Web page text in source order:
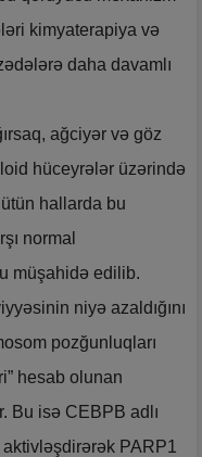
kimyaterapiya və
daha davamlı
ağciyər və göz
hüceyrələr üzərində
hallarda bu
normal
müşahidə edilib.
niyə azaldığını
pozğunluqları
hesab olunan
Bu isə CEBPB adlı
PARP1